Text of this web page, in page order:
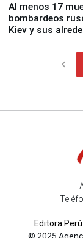
Al menos 17
bombardeos
Kiev y sus
chevron_left
Editora Perú